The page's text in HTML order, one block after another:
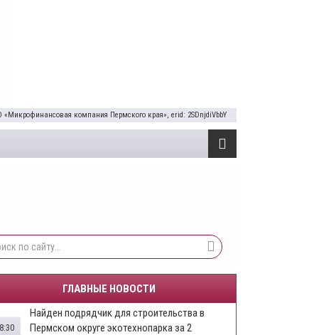
компания Пермского края», erid: 2SDnjdiVbbY
ГЛАВНЫЕ НОВОСТИ
Найден подрядчик для строительства в
Пермском округе экотехнопарка за 2